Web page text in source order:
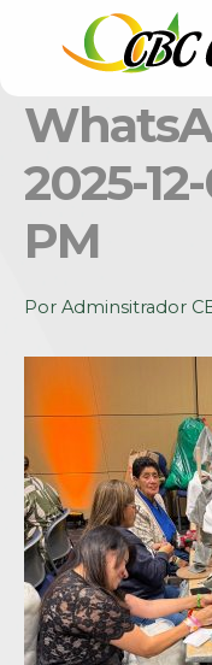
2025-
PM
Por Adminsitrador